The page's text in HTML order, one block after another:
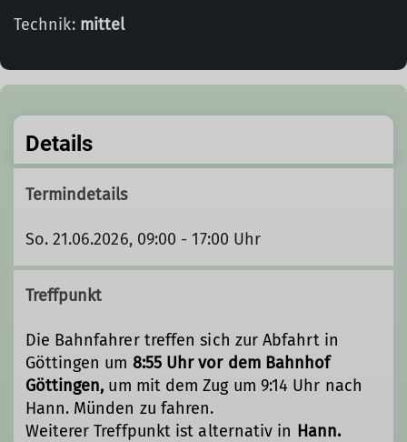
Technik: mittel
Details
Termindetails
So. 21.06.2026, 09:00 - 17:00 Uhr
Treffpunkt
Die Bahnfahrer treffen sich zur Abfahrt in
Göttingen um 8:55 Uhr vor dem Bahnhof
Göttingen, um mit dem Zug um 9:14 Uhr nach
Hann. Münden zu fahren.
Weiterer Treffpunkt ist alternativ in Hann.